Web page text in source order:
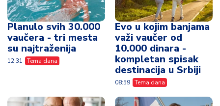
Planulo svih 30.000
vaučera - tri mesta
su najtraženija
12:31 Tema dana
Evo u kojim banjama
važi vaučer od
10.000 dinara -
kompletan spisak
destinacija u Srbiji
08:59 Tema dana